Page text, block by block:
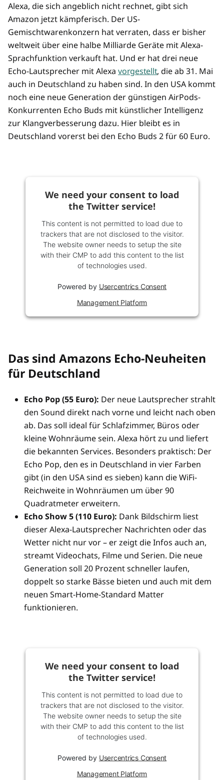
Alexa, die sich angeblich nicht rechnet, gibt sich
Amazon jetzt kämpferisch. Der US-
Gemischtwarenkonzern hat verraten, dass er bisher
weltweit über eine halbe Milliarde Geräte mit Alexa-
Sprachfunktion verkauft hat. Und er hat drei neue
Echo-Lautsprecher mit Alexa vorgestellt, die ab 31. Mai
auch in Deutschland zu haben sind. In den USA kommt
noch eine neue Generation der günstigen AirPods-
Konkurrenten Echo Buds mit künstlicher Intelligenz
zur Klangverbesserung dazu. Hier bleibt es in
Deutschland vorerst bei den Echo Buds 2 für 60 Euro.
We need your consent to load
the Twitter service!
This content is not permitted to load due to
trackers that are not disclosed to the visitor.
The website owner needs to setup the site
with their CMP to add this content to the list
of technologies used.
Powered by Usercentrics Consent
Management Platform
Das sind Amazons Echo-Neuheiten
für Deutschland
Echo Pop (55 Euro): Der neue Lautsprecher strahlt
den Sound direkt nach vorne und leicht nach oben
ab. Das soll ideal für Schlafzimmer, Büros oder
kleine Wohnräume sein. Alexa hört zu und liefert
die bekannten Services. Besonders praktisch: Der
Echo Pop, den es in Deutschland in vier Farben
gibt (in den USA sind es sieben) kann die WiFi-
Reichweite in Wohnräumen um über 90
Quadratmeter erweitern.
Echo Show 5 (110 Euro): Dank Bildschirm liest
dieser Alexa-Lautsprecher Nachrichten oder das
Wetter nicht nur vor – er zeigt die Infos auch an,
streamt Videochats, Filme und Serien. Die neue
Generation soll 20 Prozent schneller laufen,
doppelt so starke Bässe bieten und auch mit dem
neuen Smart-Home-Standard Matter
funktionieren.
We need your consent to load
the Twitter service!
This content is not permitted to load due to
trackers that are not disclosed to the visitor.
The website owner needs to setup the site
with their CMP to add this content to the list
of technologies used.
Powered by Usercentrics Consent
Management Platform